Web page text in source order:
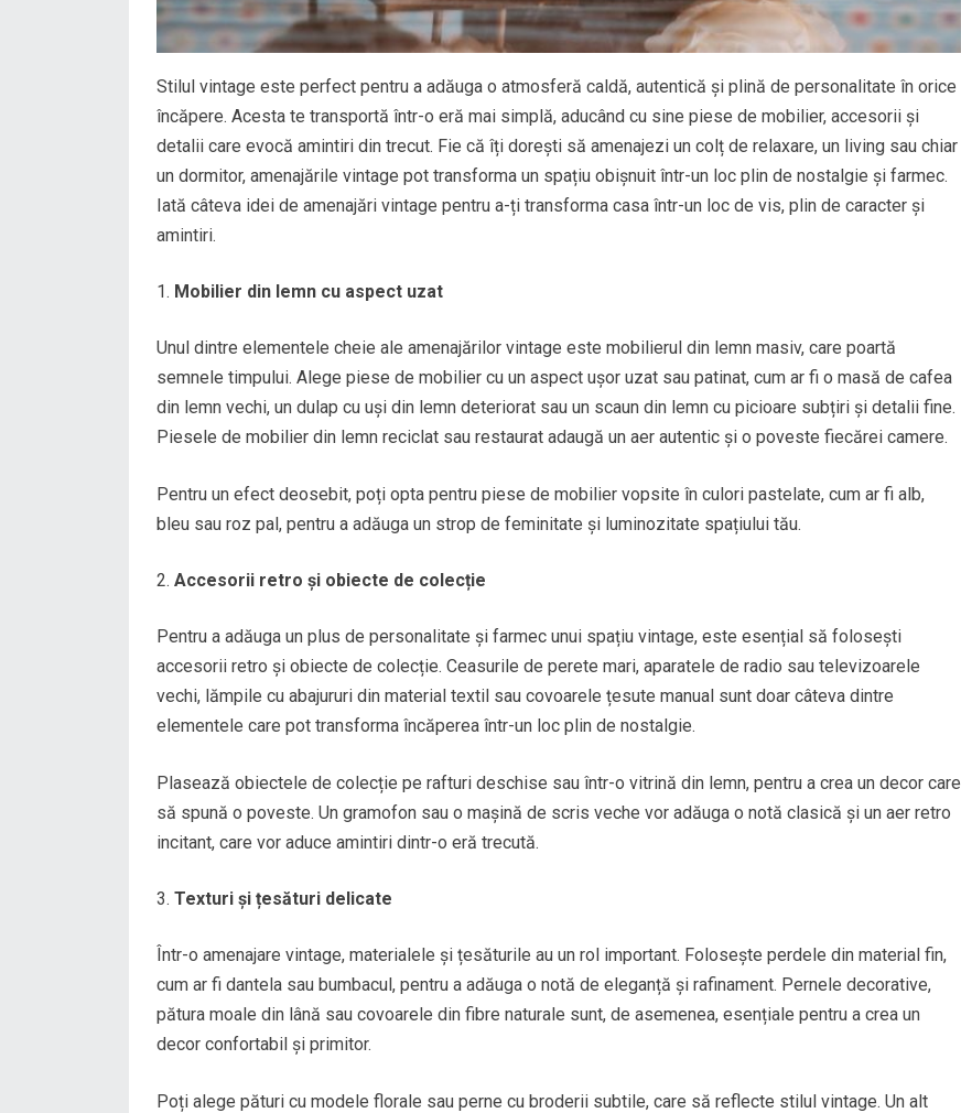
Stilul vintage este perfect pentru a adăuga o atmosferă caldă, autentică și plină de personalitate în orice
încăpere. Acesta te transportă într-o eră mai simplă, aducând cu sine piese de mobilier, accesorii și
detalii care evocă amintiri din trecut. Fie că îți dorești să amenajezi un colț de relaxare, un living sau chiar
un dormitor, amenajările vintage pot transforma un spațiu obișnuit într-un loc plin de nostalgie și farmec.
Iată câteva idei de amenajări vintage pentru a-ți transforma casa într-un loc de vis, plin de caracter și
amintiri.
Mobilier din lemn cu aspect uzat
Unul dintre elementele cheie ale amenajărilor vintage este mobilierul din lemn masiv, care poartă
semnele timpului. Alege piese de mobilier cu un aspect ușor uzat sau patinat, cum ar fi o masă de cafea
din lemn vechi, un dulap cu uși din lemn deteriorat sau un scaun din lemn cu picioare subțiri și detalii fine.
Piesele de mobilier din lemn reciclat sau restaurat adaugă un aer autentic și o poveste fiecărei camere.
Pentru un efect deosebit, poți opta pentru piese de mobilier vopsite în culori pastelate, cum ar fi alb,
bleu sau roz pal, pentru a adăuga un strop de feminitate și luminozitate spațiului tău.
Accesorii retro și obiecte de colecție
Pentru a adăuga un plus de personalitate și farmec unui spațiu vintage, este esențial să folosești
accesorii retro și obiecte de colecție. Ceasurile de perete mari, aparatele de radio sau televizoarele
vechi, lămpile cu abajururi din material textil sau covoarele țesute manual sunt doar câteva dintre
elementele care pot transforma încăperea într-un loc plin de nostalgie.
Plasează obiectele de colecție pe rafturi deschise sau într-o vitrină din lemn, pentru a crea un decor care
să spună o poveste. Un gramofon sau o mașină de scris veche vor adăuga o notă clasică și un aer retro
incitant, care vor aduce amintiri dintr-o eră trecută.
Texturi și țesături delicate
Într-o amenajare vintage, materialele și țesăturile au un rol important. Folosește perdele din material fin,
cum ar fi dantela sau bumbacul, pentru a adăuga o notă de eleganță și rafinament. Pernele decorative,
pătura moale din lână sau covoarele din fibre naturale sunt, de asemenea, esențiale pentru a crea un
decor confortabil și primitor.
Poți alege pături cu modele florale sau perne cu broderii subtile, care să reflecte stilul vintage. Un alt